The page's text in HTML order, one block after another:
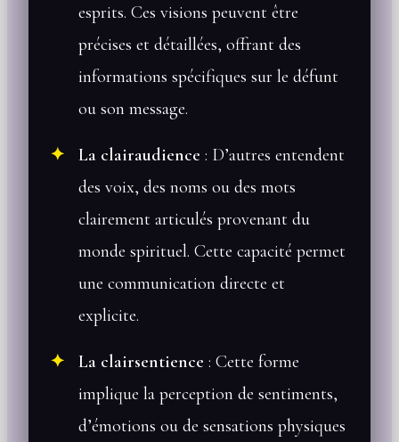
esprits. Ces visions peuvent être
précises et détaillées, offrant des
informations spécifiques sur le défunt
ou son message.
La clairaudience : D’autres entendent
des voix, des noms ou des mots
clairement articulés provenant du
monde spirituel. Cette capacité permet
une communication directe et
explicite.
La clairsentience : Cette forme
implique la perception de sentiments,
d’émotions ou de sensations physiques